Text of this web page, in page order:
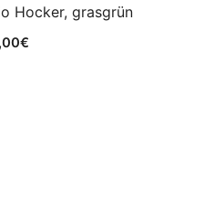
Hocker, grasgrün
€